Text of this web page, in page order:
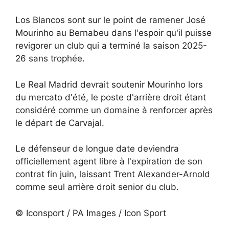
Los Blancos sont sur le point de ramener José
Mourinho au Bernabeu dans l'espoir qu'il puisse
revigorer un club qui a terminé la saison 2025-
26 sans trophée.
Le Real Madrid devrait soutenir Mourinho lors
du mercato d'été, le poste d'arrière droit étant
considéré comme un domaine à renforcer après
le départ de Carvajal.
Le défenseur de longue date deviendra
officiellement agent libre à l'expiration de son
contrat fin juin, laissant Trent Alexander-Arnold
comme seul arrière droit senior du club.
© Iconsport / PA Images / Icon Sport